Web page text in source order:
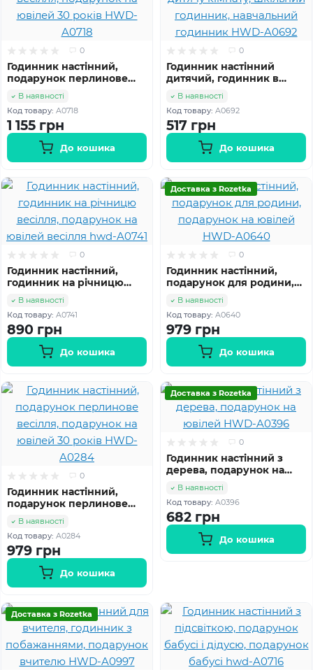
0
Годинник настінний,
подарунок перлинове
весілля, подарунок на
ювілей 30 років HWD-
A0718
В наявності
Код товару: A0718
1 155 грн
До кошика
0
Годинник настінний
дитячий, годинник в
дитячу кімнату, шкільний
годинник, навчальний
годинник HWD-A0692
В наявності
Код товару: A0692
517 грн
До кошика
0
Годинник настінний,
годинник на річницю
весілля, подарунок на
ювілей весілля hwd-
A0741
В наявності
Код товару: A0741
890 грн
До кошика
Доставка з Rozetka
0
Годинник настінний,
подарунок для родини,
подарунок на ювілей
HWD-A0640
В наявності
Код товару: A0640
979 грн
До кошика
0
Годинник настінний,
подарунок перлинове
весілля, подарунок на
ювілей 30 років HWD-
A0284
В наявності
Код товару: A0284
979 грн
До кошика
Доставка з Rozetka
0
Годинник настінний з
дерева, подарунок на
ювілей HWD-A0396
В наявності
Код товару: A0396
682 грн
До кошика
Доставка з Rozetka